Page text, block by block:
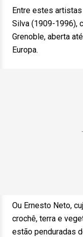
Entre estes
Silva (1909-1996),
Grenoble, aberta
Europa.
Ou Ernesto Neto,
crochê, terra e
estão penduradas